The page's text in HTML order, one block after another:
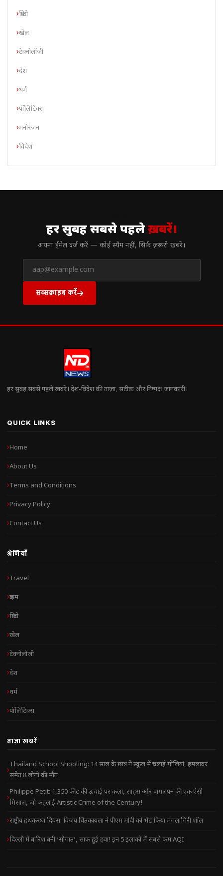
क्रिप्टो
खेल
टेक्नोलॉजी
देश
धर्म
पॉलिटिक्स
मनोरंजन
विदेश
हर सुबह सबसे पहलेख़बरें।
अपना ईमेल दर्ज करें — कोई स्पैम नहीं, सिर्फ ज़रूरी खबरें।
सब्सक्राइब करें
हर सुबह सबसे पहले खबरें। देश-विदेश की ताज़ा, सटीक और निष्पक्ष जानकारी।
QUICK LINKS
Home
About Us
Terms and Conditions
Privacy Policy
Contact Us
श्रेणियाँ
Travel
क्राइम
क्रिप्टो
खेल
टेक्नोलॉजी
देश
धर्म
पॉलिटिक्स
ताज़ा खबरें
Thailand School Shooting: 14 साल के छात्र ने स्कूल में चलाई गोलियां, हमलावर
समेत 8 लोगों की मौत
Philippe Petit: 1,350 फीट की ऊंचाई पर कला, साहस और पागलपन की एक ऐसी
मिसाल, जो कहलाई Artistic Crime of the Century!
राष्ट्रीय हथकरघा दिवस: विजय चिंतकायला ने पीएम मोदी को भेंट किया मंगलागिरी शॉल
दिल्ली में बारिश बनी ‘सौगात’, साफ हुई हवा! इन 5 इलाकों में सबसे कम AQI